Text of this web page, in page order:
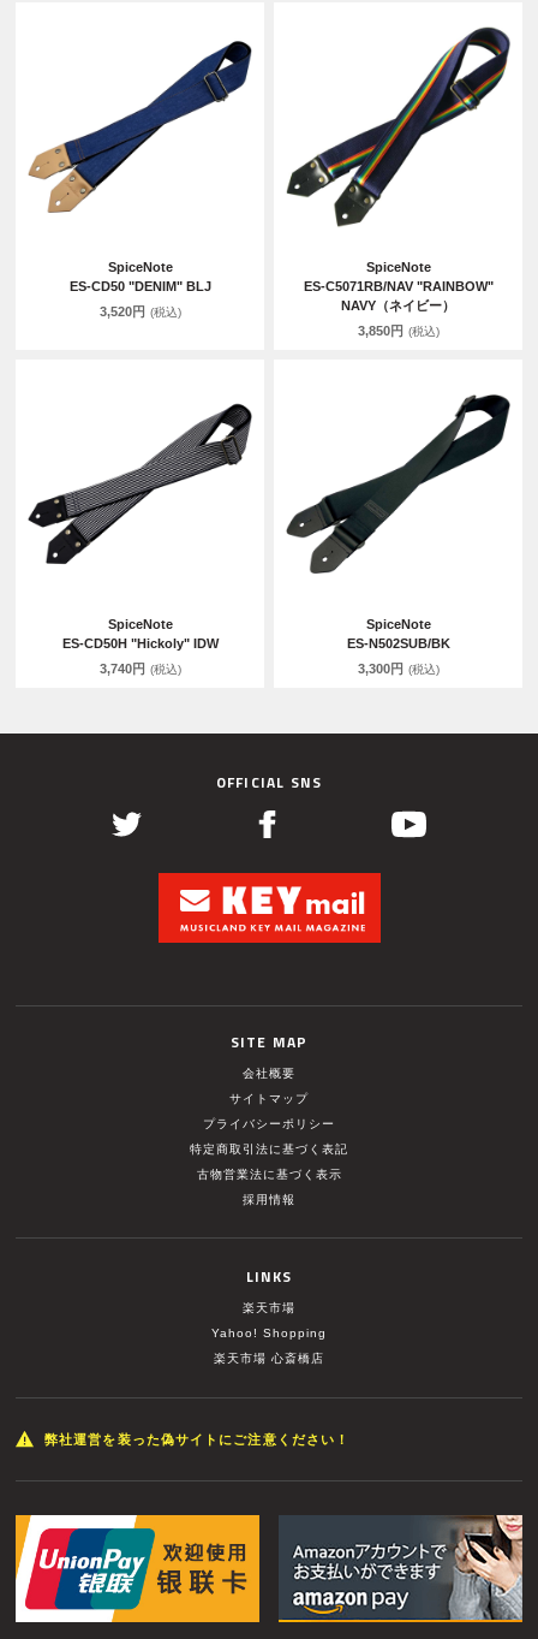
SpiceNote
ES-CD50 "DENIM" BLJ
3,520円 (税込)
SpiceNote
ES-C5071RB/NAV "RAINBOW"
NAVY（ネイビー）
3,850円 (税込)
SpiceNote
ES-CD50H "Hickoly" IDW
3,740円 (税込)
SpiceNote
ES-N502SUB/BK
3,300円 (税込)
OFFICIAL SNS
SITE MAP
会社概要
サイトマップ
プライバシーポリシー
特定商取引法に基づく表記
古物営業法に基づく表示
採用情報
LINKS
楽天市場
Yahoo! Shopping
楽天市場 心斎橋店
弊社運営を装った偽サイトにご注意ください！